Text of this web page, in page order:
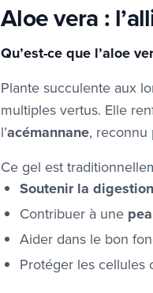
Aloe vera :
Qu’est-ce que l’aloe
Plante succulente aux
multiples vertus. Elle
l’acémannane, reconnu
Ce gel est
Soutenir la
Contribuer à une
Aider dans le bon
Protéger les cellules